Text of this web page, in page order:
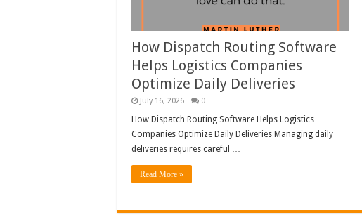
How Dispatch Routing Software
Helps Logistics Companies
Optimize Daily Deliveries
July 16, 2026 0
How Dispatch Routing Software Helps Logistics
Companies Optimize Daily Deliveries Managing daily
deliveries requires careful …
Read More »